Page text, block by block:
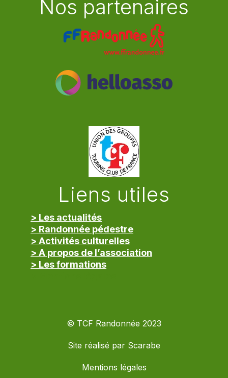
Nos partenaires
Liens utiles
> Les actualités
> Randonnée pédestre
> Activités culturelles
> A propos de l’association
> Les formations
© TCF Randonnée 2023
Site réalisé par Scarabe
Mentions légales